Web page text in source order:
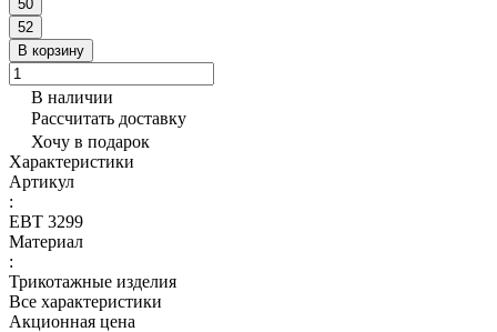
50
52
В корзину
В наличии
Рассчитать доставку
Хочу в подарок
Характеристики
Артикул
:
ЕВТ 3299
Материал
:
Трикотажные изделия
Все характеристики
Акционная цена